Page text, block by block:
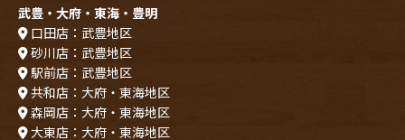
武豊・大府・東海・豊明
口田店：武豊地区
砂川店：武豊地区
駅前店：武豊地区
共和店：大府・東海地区
森岡店：大府・東海地区
大東店：大府・東海地区